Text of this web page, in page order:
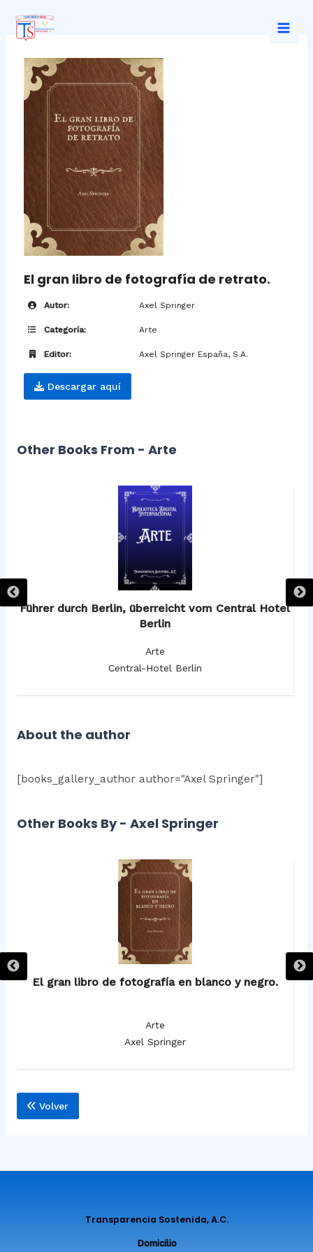
contenido
El gran libro de fotografía de retrato.
Autor: Axel Springer
Categoría: Arte
Editor: Axel Springer España, S.A.
Descargar aquí
Other Books From - Arte
Führer durch Berlin, überreicht vom Central Hotel
Berlin
Arte
Central-Hotel Berlin
About the author
[books_gallery_author author="Axel Springer"]
Other Books By - Axel Springer
El gran libro de fotografía en blanco y negro.
Arte
Axel Springer
Volver
Transparencia Sostenida, A.C.
Domicilio